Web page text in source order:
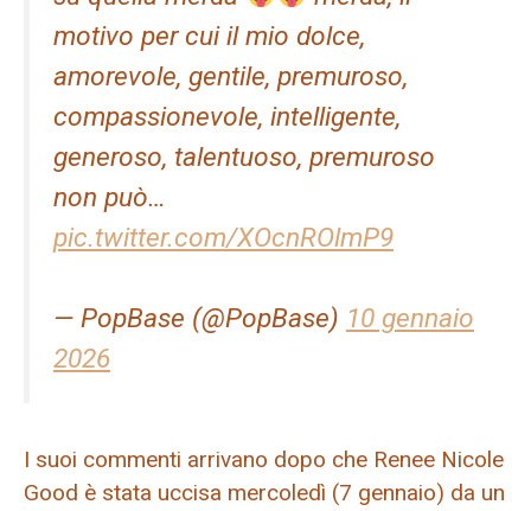
motivo per cui il mio dolce,
amorevole, gentile, premuroso,
compassionevole, intelligente,
generoso, talentuoso, premuroso
non può…
pic.twitter.com/XOcnROlmP9
— PopBase (@PopBase) 10 gennaio
2026
I suoi commenti arrivano dopo che Renee Nicole
Good è stata uccisa mercoledì (7 gennaio) da un